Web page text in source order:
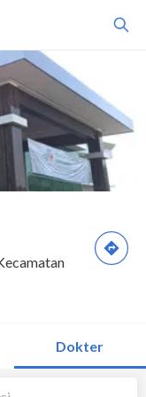
Dokter